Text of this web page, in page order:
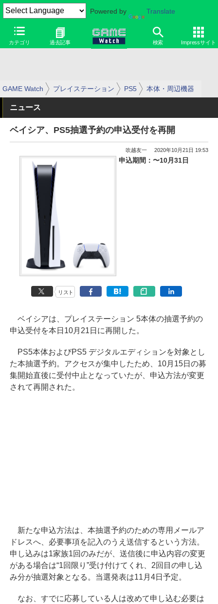
Powered by Translate
カテゴリ 過去記事 検索 Impressサイト
GAME Watch プレイステーション PS5 本体・周辺機器
ニュース
ベイシア、PS5抽選予約の申込受付を再開
吹越友一 2020年10月21日 19:53
申込期間：〜10月31日
リスト
ベイシアは、プレイステーション 5本体の抽選予約の
申込受付を本日10月21日に再開した。
PS5本体およびPS5 デジタルエディションを対象とし
た本抽選予約。アクセスが集中したため、10月15日の募
集開始直後に受付中止となっていたが、申込方法が変更
されて再開された。
新たな申込方法は、本抽選予約のための専用メールア
ドレスへ、必要事項を記入のうえ送信するという方法。
申し込みは1家族1回のみだが、送信後に申込内容の変更
がある場合は“1回限り”受け付けてくれ、2回目の申し込
み分が抽選対象となる。当選発表は11月4日予定。
なお、すでに応募している人は改めて申し込む必要は